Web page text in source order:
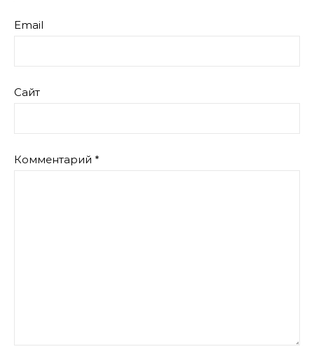
Email
Сайт
Комментарий *